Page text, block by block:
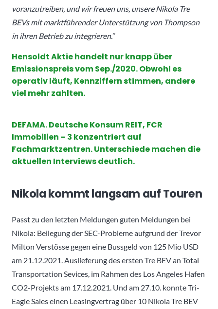
voranzutreiben, und wir freuen uns, unsere Nikola Tre
BEVs mit marktführender Unterstützung von Thompson
in ihren Betrieb zu integrieren.“
Hensoldt Aktie handelt nur knapp über
Emissionspreis vom Sep./2020. Obwohl es
operativ läuft, Kennziffern stimmen, andere
viel mehr zahlten.
DEFAMA. Deutsche Konsum REIT, FCR
Immobilien – 3 konzentriert auf
Fachmarktzentren. Unterschiede machen die
aktuellen Interviews deutlich.
Nikola kommt langsam auf Touren
Passt zu den letzten Meldungen guten Meldungen bei
Nikola: Beilegung der SEC-Probleme aufgrund der Trevor
Milton Verstösse gegen eine Bussgeld von 125 Mio USD
am 21.12.2021. Auslieferung des ersten Tre BEV an Total
Transportation Sevices, im Rahmen des Los Angeles Hafen
CO2-Projekts am 17.12.2021. Und am 27.10. konnte Tri-
Eagle Sales einen Leasingvertrag über 10 Nikola Tre BEV